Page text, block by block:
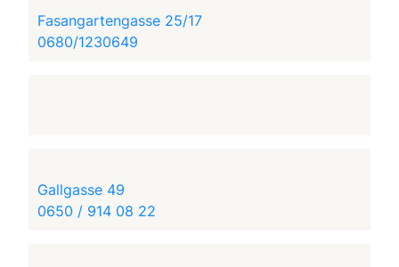
Fasangartengasse 25/17
0680/1230649
Gallgasse 49
0650 / 914 08 22